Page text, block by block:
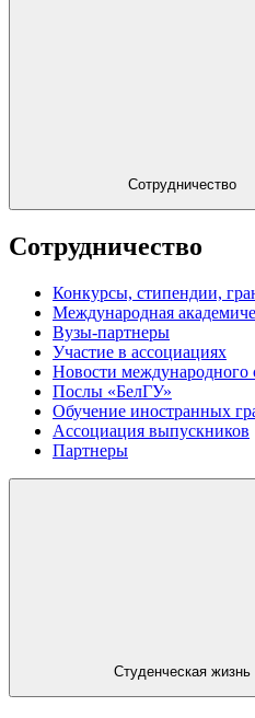
Сотрудничество
Сотрудничество
Конкурсы, стипендии,
Международная
Вузы-партнеры
Участие в ассоциациях
Новости международного
Послы «БелГУ»
Обучение иностранных
Ассоциация выпускников
Партнеры
Студенческая жизнь